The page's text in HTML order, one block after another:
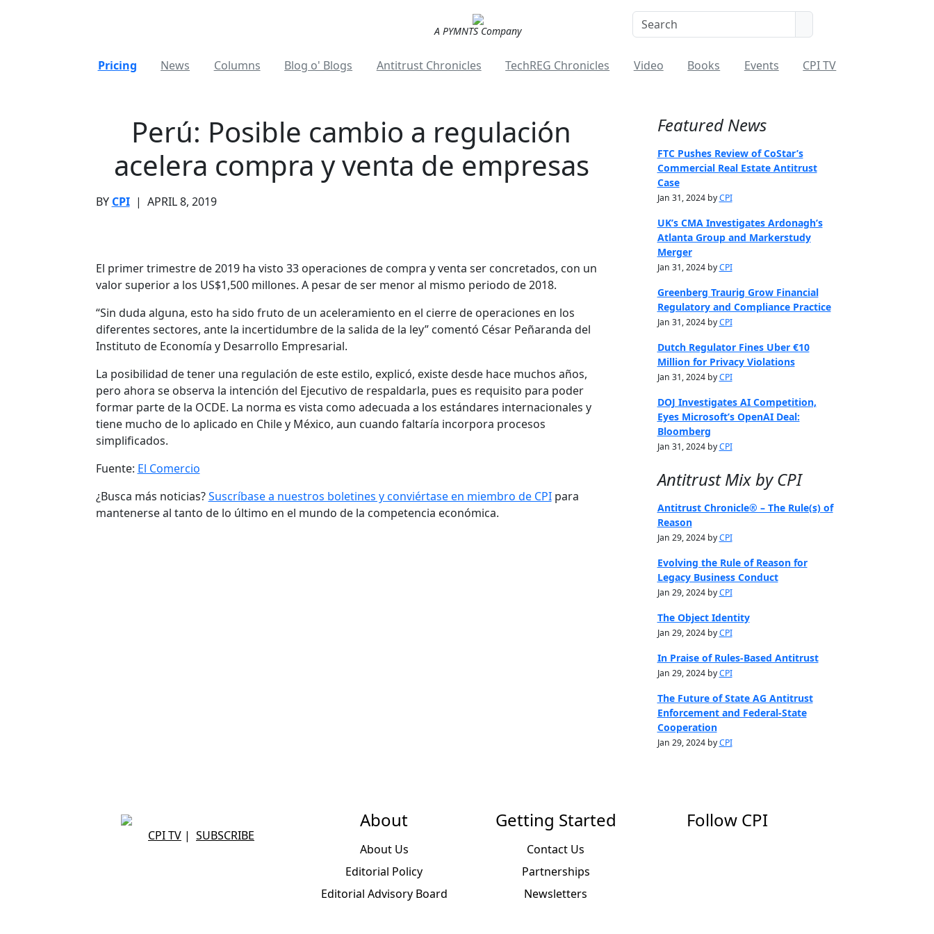
A PYMNTS Company
Pricing News Columns Blog o' Blogs Antitrust Chronicles TechREG Chronicles Video Books Events CPI TV
Perú: Posible cambio a regulación
acelera compra y venta de empresas
BY CPI | APRIL 8, 2019
El primer trimestre de 2019 ha visto 33 operaciones de compra y venta ser concretados, con un
valor superior a los US$1,500 millones. A pesar de ser menor al mismo periodo de 2018.
“Sin duda alguna, esto ha sido fruto de un aceleramiento en el cierre de operaciones en los
diferentes sectores, ante la incertidumbre de la salida de la ley” comentó César Peñaranda del
Instituto de Economía y Desarrollo Empresarial.
La posibilidad de tener una regulación de este estilo, explicó, existe desde hace muchos años,
pero ahora se observa la intención del Ejecutivo de respaldarla, pues es requisito para poder
formar parte de la OCDE. La norma es vista como adecuada a los estándares internacionales y
tiene mucho de lo aplicado en Chile y México, aun cuando faltaría incorpora procesos
simplificados.
Fuente: El Comercio
¿Busca más noticias?Suscríbase a nuestros boletines y conviértase en miembro de CPIpara
mantenerse al tanto de lo último en el mundo de la competencia económica.
Featured News
FTC Pushes Review of CoStar’s
Commercial Real Estate Antitrust
Case
Jan 31, 2024 byCPI
UK’s CMA Investigates Ardonagh’s
Atlanta Group and Markerstudy
Merger
Jan 31, 2024 byCPI
Greenberg Traurig Grow Financial
Regulatory and Compliance Practice
Jan 31, 2024 byCPI
Dutch Regulator Fines Uber €10
Million for Privacy Violations
Jan 31, 2024 byCPI
DOJ Investigates AI Competition,
Eyes Microsoft’s OpenAI Deal:
Bloomberg
Jan 31, 2024 byCPI
Antitrust Mix by CPI
Antitrust Chronicle® – The Rule(s) of
Reason
Jan 29, 2024 byCPI
Evolving the Rule of Reason for
Legacy Business Conduct
Jan 29, 2024 byCPI
The Object Identity
Jan 29, 2024 byCPI
In Praise of Rules-Based Antitrust
Jan 29, 2024 byCPI
The Future of State AG Antitrust
Enforcement and Federal-State
Cooperation
Jan 29, 2024 byCPI
CPI TV | SUBSCRIBE
About
About Us
Editorial Policy
Editorial Advisory Board
Getting Started
Contact Us
Partnerships
Newsletters
Follow CPI